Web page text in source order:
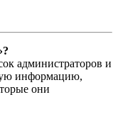
администраторов и
информацию,
они